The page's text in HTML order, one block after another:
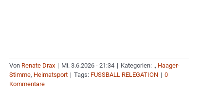
Von Renate Drax | Mi. 3.6.2026 - 21:34 | Kategorien: ., Haager-
Stimme, Heimatsport | Tags: FUSSBALL RELEGATION | 0
Kommentare